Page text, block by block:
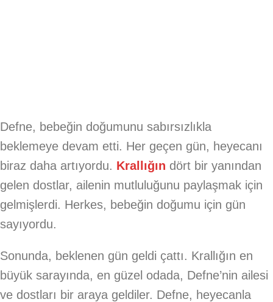
Defne, bebeğin doğumunu sabırsızlıkla
beklemeye devam etti. Her geçen gün, heyecanı
biraz daha artıyordu. Krallığın dört bir yanından
gelen dostlar, ailenin mutluluğunu paylaşmak için
gelmişlerdi. Herkes, bebeğin doğumu için gün
sayıyordu.
Sonunda, beklenen gün geldi çattı. Krallığın en
büyük sarayında, en güzel odada, Defne’nin ailesi
ve dostları bir araya geldiler. Defne, heyecanla